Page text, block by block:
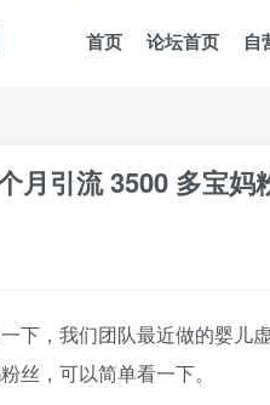
首页 论坛首页 自
月引流 3500 多宝妈
下，我们团队最近做的婴儿
丝，可以简单看一下。